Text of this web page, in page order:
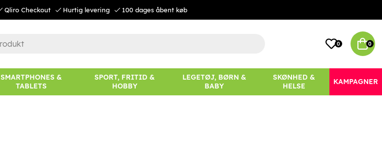
Qliro Checkout Hurtig levering 100 dages åbent køb
0 0
SMARTPHONES &
TABLETS
SPORT, FRITID &
HOBBY
LEGETØJ, BØRN &
BABY
SKØNHED &
HELSE
KAMPAGNER